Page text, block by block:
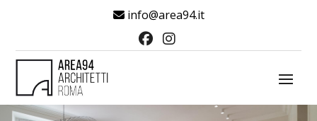
info@area94.it